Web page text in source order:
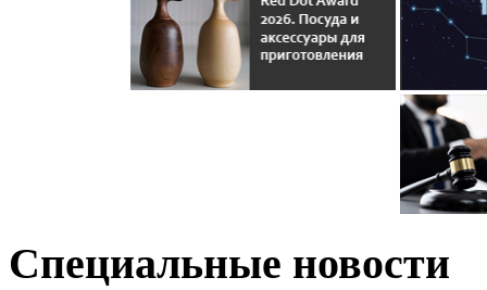
Специальные новости